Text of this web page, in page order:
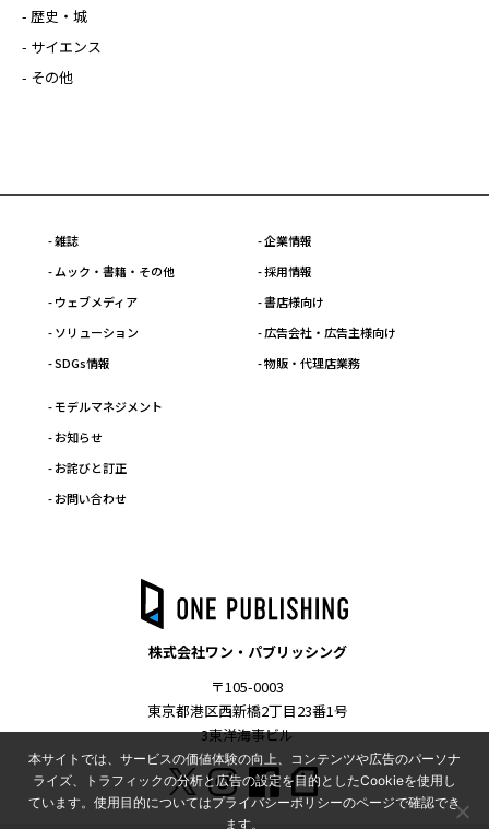
- 歴史・城
- サイエンス
- その他
- 雑誌
- ムック・書籍・その他
- ウェブメディア
- ソリューション
- SDGs情報
- 企業情報
- 採用情報
- 書店様向け
- 広告会社・広告主様向け
- 物販・代理店業務
- モデルマネジメント
- お知らせ
- お詫びと訂正
- お問い合わせ
株式会社ワン・パブリッシング
〒105-0003
東京都港区西新橋2丁目23番1号
3東洋海事ビル
本サイトでは、サービスの価値体験の向上、コンテンツや広告のパーソナ
ライズ、トラフィックの分析と広告の設定を目的としたCookieを使用し
ています。使用目的についてはプライバシーポリシーのページで確認でき
ます。